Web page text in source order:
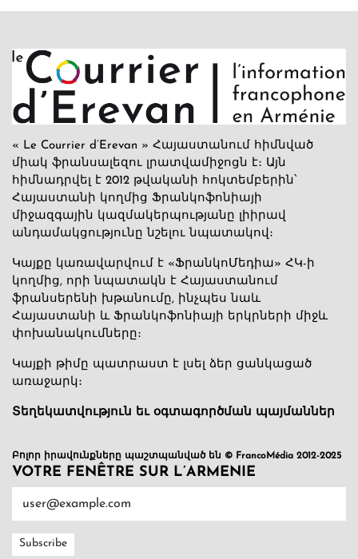
« Le Courrier d’Erevan » Հայաստանում հիմնված
միակ ֆրանսալեզու լրատվամիջոցն է։ Այն
հիմնադրվել է 2012 թվականի հոկտեմբերին՝
Հայաստանի կողմից Ֆրանկոֆոնիայի
միջազգային կազմակերպությանը լիիրավ
անդամակցությունը նշելու նպատակով։
Կայքը կառավարվում է «ՖրանկոՄեդիա» ՀԿ-ի
կողմից, որի նպատակն է Հայաստանում
ֆրանսերենի խթանումը, ինչպես նաև
Հայաստանի և Ֆրանկոֆոնիայի երկրների միջև
փոխանակումները։
Կայքի թիմը պատրաստ է լսել ձեր ցանկացած
առաջարկ։
Տեղեկատվություն եւ օգտագործման պայմաններ
Բոլոր իրավունքները պաշտպանված են © FrancoMédia 2012-2025
VOTRE FENÊTRE SUR L’ARMENIE